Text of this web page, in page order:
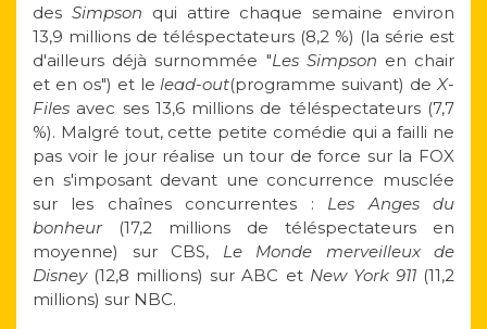
des Simpson qui attire chaque semaine environ
13,9 millions de téléspectateurs (8,2 %) (la série est
d'ailleurs déjà surnommée "Les Simpson en chair
et en os") et lelead-out(programme suivant) deX-
Files avec ses 13,6 millions de téléspectateurs (7,7
%). Malgré tout, cette petite comédie qui a failli ne
pas voir le jour réalise un tour de force sur la FOX
en s'imposant devant une concurrence musclée
sur les chaînes concurrentes : Les Anges du
bonheur(17,2 millions de téléspectateurs en
moyenne) sur CBS, Le Monde merveilleux de
Disney(12,8 millions) sur ABC et New York 911(11,2
millions) sur NBC.